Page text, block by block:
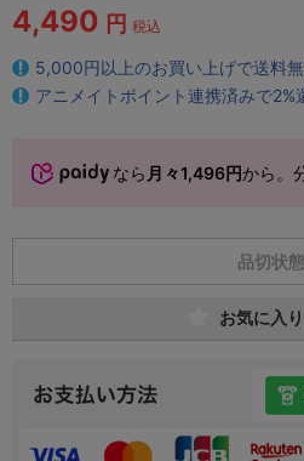
4,490 円 税込
5,000円以上のお買い上げで送料無
アニメイトポイント連携済みで2%
なら 月々1,496円から。
品切状態
お気に入